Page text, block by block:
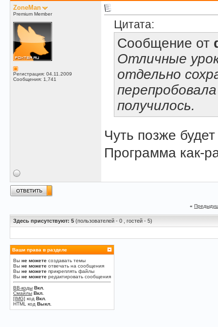
ZoneMan
Premium Member
Регистрация: 04.11.2009
Сообщения: 1,741
Цитата:
Сообщение от
Отличные
отдельно
получилось.
Чуть позже
Программа как-
«
Здесь присутствуют: 5 (пользователей - 0 , гостей - 5)
Ваши права в разделе
Вы не можете создавать темы
Вы не можете отвечать на сообщения
Вы не можете прикреплять файлы
Вы не можете редактировать сообщения
BB-коды Вкл.
Смайлы Вкл.
[IMG] код Вкл.
HTML код Выкл.